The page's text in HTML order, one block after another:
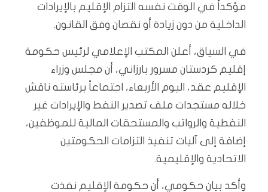
مؤكداً في الوقت نفسه التزام الإقليم بالإيرادات
الداخلية من دون زيادة أو نقصان وفق القانون.
في السياق، أعلن المكتب الإعلامي لرئيس حكومة
إقليم كردستان مسرور بارزاني، أن مجلس وزراء
الإقليم عقد، اليوم الأربعاء، اجتماعاً برئاسته ناقش
خلاله مستجدات ملف تصدير النفط والإيرادات غير
النفطية والرواتب والمستحقات المالية للموظفين،
إضافة إلى آليات تنفيذ التزامات الحكومتين
الاتحادية والإقليمية.
وأكد بيان حكومي، أن حكومة الإقليم نفذت